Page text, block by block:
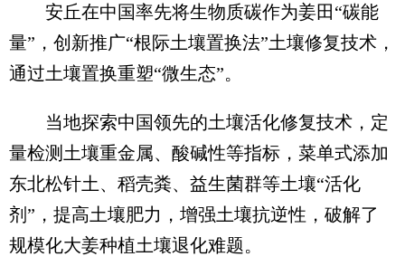
安丘在中国率先将生物质碳作为姜田“碳能
量”，创新推广“根际土壤置换法”土壤修复技术，
通过土壤置换重塑“微生态”。
当地探索中国领先的土壤活化修复技术，定
量检测土壤重金属、酸碱性等指标，菜单式添加
东北松针土、稻壳粪、益生菌群等土壤“活化
剂”，提高土壤肥力，增强土壤抗逆性，破解了
规模化大姜种植土壤退化难题。